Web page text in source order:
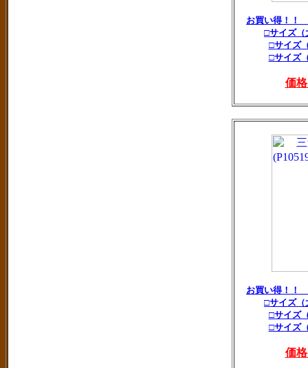
お買い得！！
□サイズ（
□サイズ
□サイズ
価
お買い得！！
□サイズ（
□サイズ
□サイズ
価